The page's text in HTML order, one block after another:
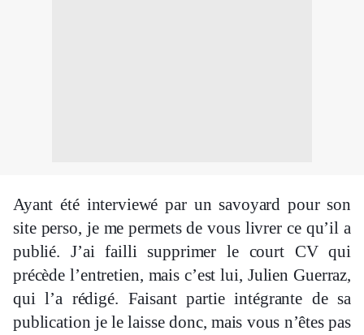
Ayant été interviewé par un savoyard pour son
site perso, je me permets de vous livrer ce qu’il a
publié. J’ai failli supprimer le court CV qui
précède l’entretien, mais c’est lui, Julien Guerraz,
qui l’a rédigé. Faisant partie intégrante de sa
publication je le laisse donc, mais vous n’êtes pas